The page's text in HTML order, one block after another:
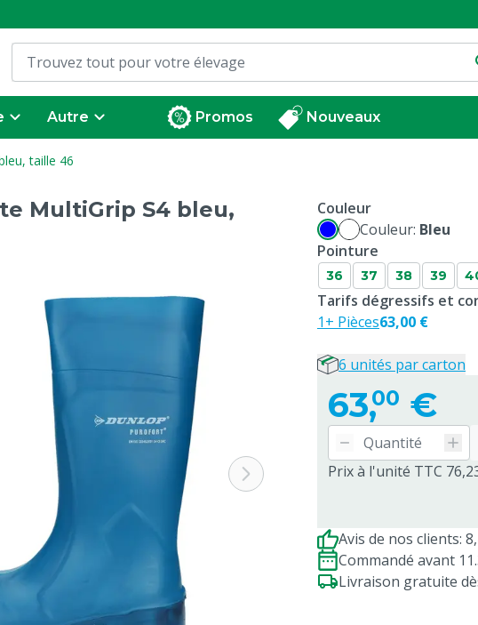
Autre Promos Nouveaux
taille 46
MultiGrip S4 bleu,
Couleur
Couleur: Bleu
Pointure
36 37 38 39
63,00 €
Prix à l'unité TTC
Tarifs dégressifs et
1+ Pièces63,00 €
6 unités par carton
Avis de nos clients:
Commandé avant
Livraison gratuite